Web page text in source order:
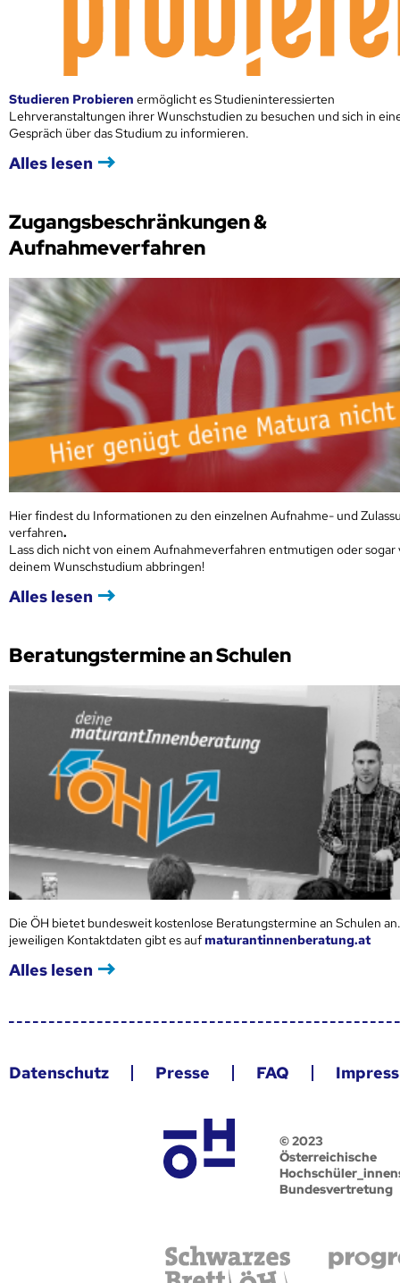
Studieren Probieren ermöglicht es Studieninteressierten
Lehrveranstaltungen ihrer Wunschstudien zu besuchen und sich in
Gespräch über das Studium zu informieren.
Alles lesen
Zugangsbeschränkungen &
Aufnahmeverfahren
Hier findest du Informationen zu den einzelnen Aufnahme- und
verfahren.
Lass dich nicht von einem Aufnahmeverfahren entmutigen oder sogar
deinem Wunschstudium abbringen!
Alles lesen
Beratungstermine an Schulen
Die ÖH bietet bundesweit kostenlose Beratungstermine an Schulen
jeweiligen Kontaktdaten gibt es aufmaturantinnenberatung.at
Alles lesen
Datenschutz Presse FAQ
© 2023
Österreichische
Bundesvertretung